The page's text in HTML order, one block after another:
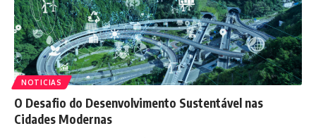
NOTICIAS
O Desafio do Desenvolvimento Sustentável nas
Cidades Modernas